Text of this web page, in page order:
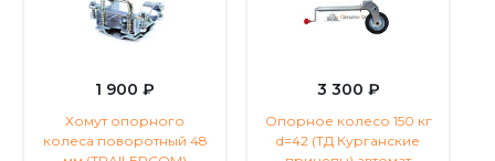
1 900 ₽
Хомут опорного
колеса поворотный 48
3 300 ₽
Опорное колесо 150 кг
d=42 (ТД Курганские